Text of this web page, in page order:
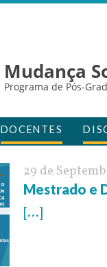
Mudança
Programa de Pós-
DOCENTES
29 de
Mestrado e
[...]